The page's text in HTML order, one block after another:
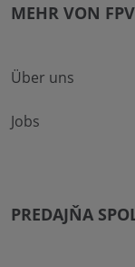
MEHR VON
Über uns
Jobs
PREDAJŇA